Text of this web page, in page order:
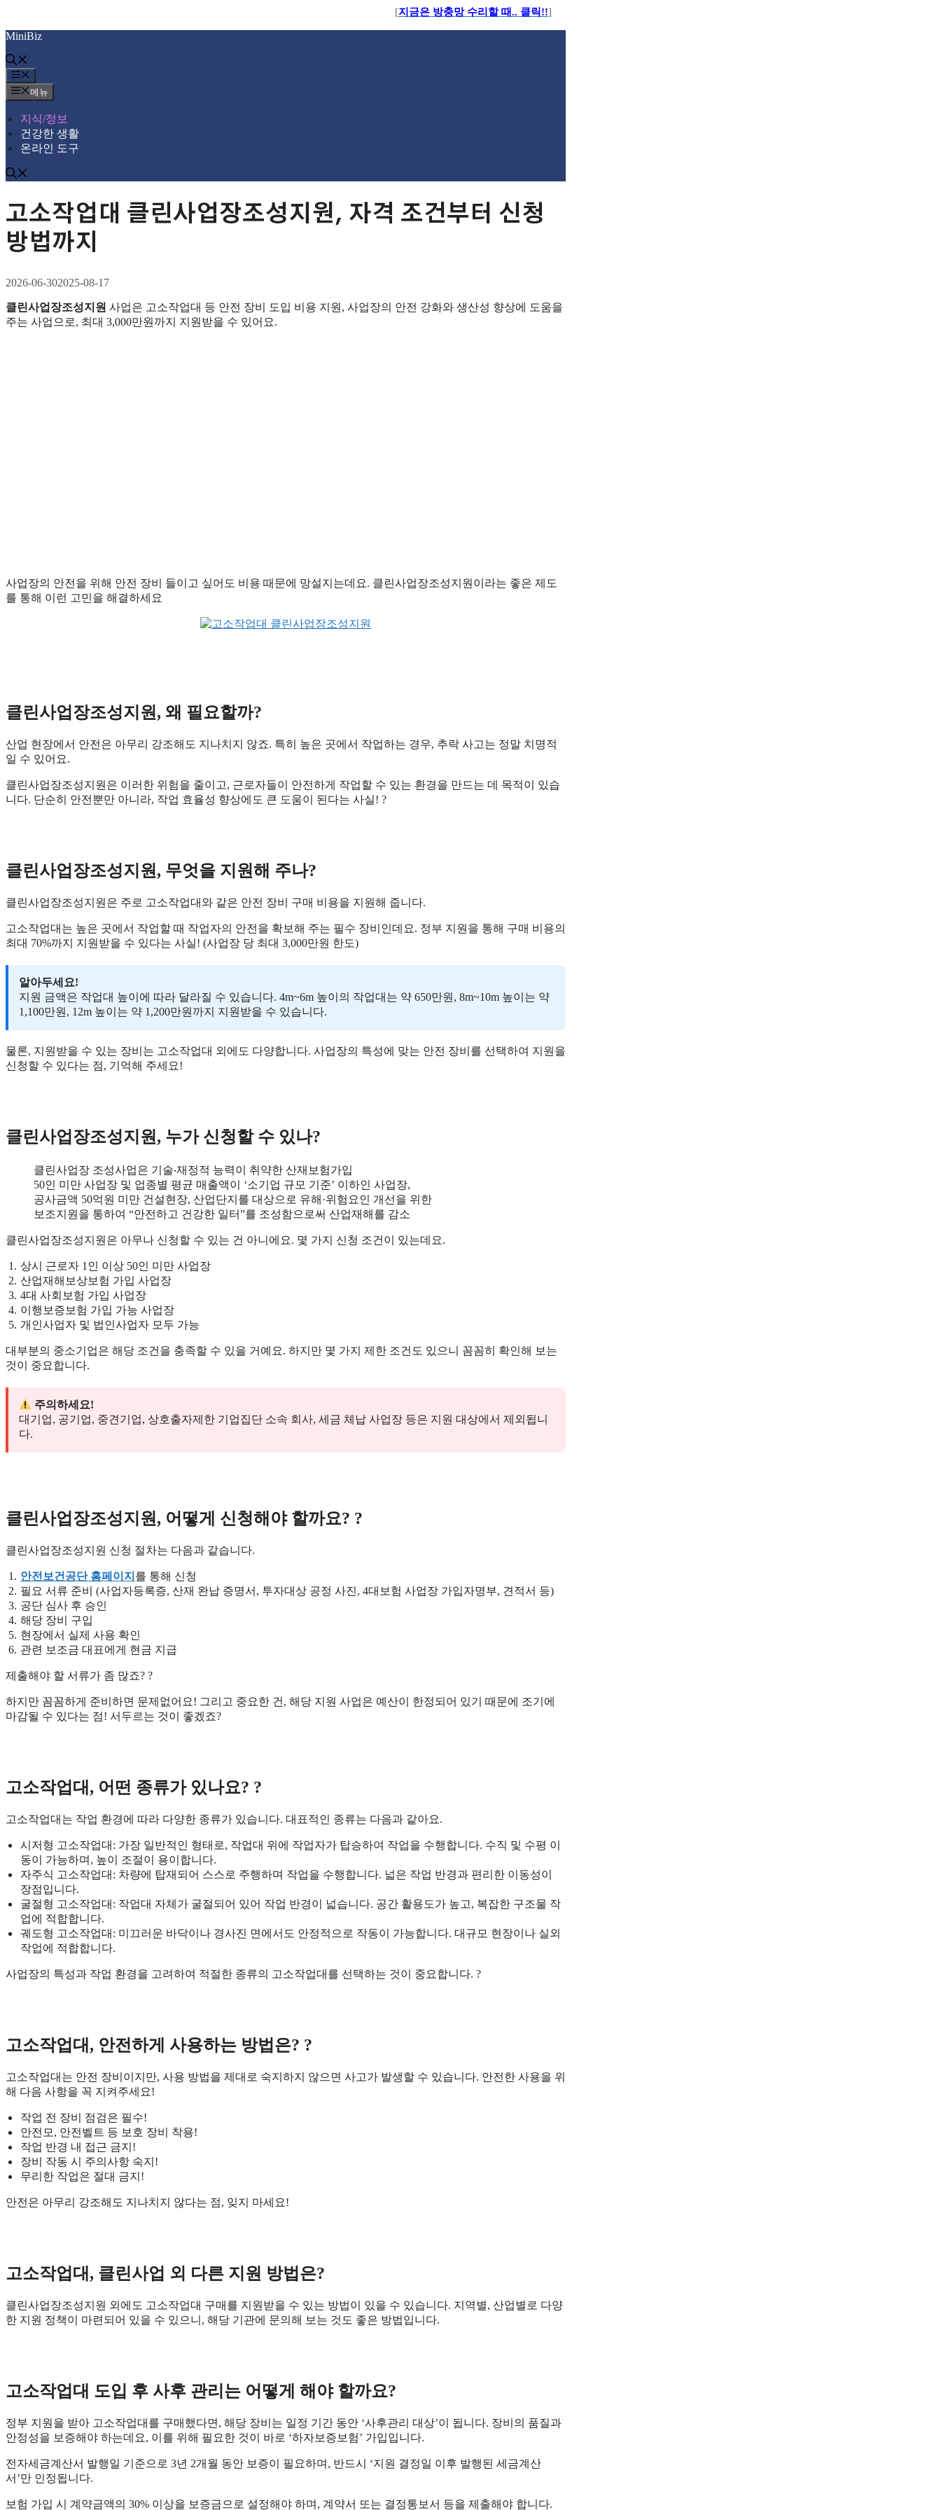
[지금은 방충망 수리할 때.. 클릭!!]
컨
텐
츠
로
건
너
뛰
기
MiniBiz
뉴
메뉴
지식/정보
건강한 생활
온라인 도구
고소작업대 클린사업장조성지원, 자격 조건부터 신청
방법까지
2026-06-302025-08-17
클린사업장조성지원 사업은 고소작업대 등 안전 장비 도입 비용 지원, 사업장의 안전 강화와 생산성 향상에 도움을
주는 사업으로, 최대 3,000만원까지 지원받을 수 있어요.
사업장의 안전을 위해 안전 장비 들이고 싶어도 비용 때문에 망설지는데요. 클린사업장조성지원이라는 좋은 제도
를 통해 이런 고민을 해결하세요
클린사업장조성지원, 왜 필요할까?
산업 현장에서 안전은 아무리 강조해도 지나치지 않죠. 특히 높은 곳에서 작업하는 경우, 추락 사고는 정말 치명적
일 수 있어요.
클린사업장조성지원은 이러한 위험을 줄이고, 근로자들이 안전하게 작업할 수 있는 환경을 만드는 데 목적이 있습
니다. 단순히 안전뿐만 아니라, 작업 효율성 향상에도 큰 도움이 된다는 사실! ?
클린사업장조성지원, 무엇을 지원해 주나?
클린사업장조성지원은 주로 고소작업대와 같은 안전 장비 구매 비용을 지원해 줍니다.
고소작업대는 높은 곳에서 작업할 때 작업자의 안전을 확보해 주는 필수 장비인데요. 정부 지원을 통해 구매 비용의
최대 70%까지 지원받을 수 있다는 사실! (사업장 당 최대 3,000만원 한도)
알아두세요!
지원 금액은 작업대 높이에 따라 달라질 수 있습니다. 4m~6m 높이의 작업대는 약 650만원, 8m~10m 높이는 약
1,100만원, 12m 높이는 약 1,200만원까지 지원받을 수 있습니다.
물론, 지원받을 수 있는 장비는 고소작업대 외에도 다양합니다. 사업장의 특성에 맞는 안전 장비를 선택하여 지원을
신청할 수 있다는 점, 기억해 주세요!
클린사업장조성지원, 누가 신청할 수 있나?
클린사업장 조성사업은 기술‧재정적 능력이 취약한 산재보험가입
50인 미만 사업장 및 업종별 평균 매출액이 ‘소기업 규모 기준’ 이하인 사업장,
공사금액 50억원 미만 건설현장, 산업단지를 대상으로 유해·위험요인 개선을 위한
보조지원을 통하여 “안전하고 건강한 일터”를 조성함으로써 산업재해를 감소
클린사업장조성지원은 아무나 신청할 수 있는 건 아니에요. 몇 가지 신청 조건이 있는데요.
상시 근로자 1인 이상 50인 미만 사업장
산업재해보상보험 가입 사업장
4대 사회보험 가입 사업장
이행보증보험 가입 가능 사업장
개인사업자 및 법인사업자 모두 가능
대부분의 중소기업은 해당 조건을 충족할 수 있을 거예요. 하지만 몇 가지 제한 조건도 있으니 꼼꼼히 확인해 보는
것이 중요합니다.
주의하세요!
대기업, 공기업, 중견기업, 상호출자제한 기업집단 소속 회사, 세금 체납 사업장 등은 지원 대상에서 제외됩니
다.
클린사업장조성지원, 어떻게 신청해야 할까요? ?
클린사업장조성지원 신청 절차는 다음과 같습니다.
안전보건공단 홈페이지 를 통해 신청
필요 서류 준비 (사업자등록증, 산재 완납 증명서, 투자대상 공정 사진, 4대보험 사업장 가입자명부, 견적서 등)
공단 심사 후 승인
해당 장비 구입
현장에서 실제 사용 확인
관련 보조금 대표에게 현금 지급
제출해야 할 서류가 좀 많죠? ?
하지만 꼼꼼하게 준비하면 문제없어요! 그리고 중요한 건, 해당 지원 사업은 예산이 한정되어 있기 때문에 조기에
마감될 수 있다는 점! 서두르는 것이 좋겠죠?
고소작업대, 어떤 종류가 있나요? ?️
고소작업대는 작업 환경에 따라 다양한 종류가 있습니다. 대표적인 종류는 다음과 같아요.
시저형 고소작업대: 가장 일반적인 형태로, 작업대 위에 작업자가 탑승하여 작업을 수행합니다. 수직 및 수평 이
동이 가능하며, 높이 조절이 용이합니다.
자주식 고소작업대: 차량에 탑재되어 스스로 주행하며 작업을 수행합니다. 넓은 작업 반경과 편리한 이동성이
장점입니다.
굴절형 고소작업대: 작업대 자체가 굴절되어 있어 작업 반경이 넓습니다. 공간 활용도가 높고, 복잡한 구조물 작
업에 적합합니다.
궤도형 고소작업대: 미끄러운 바닥이나 경사진 면에서도 안정적으로 작동이 가능합니다. 대규모 현장이나 실외
작업에 적합합니다.
사업장의 특성과 작업 환경을 고려하여 적절한 종류의 고소작업대를 선택하는 것이 중요합니다. ?
고소작업대, 안전하게 사용하는 방법은? ?
고소작업대는 안전 장비이지만, 사용 방법을 제대로 숙지하지 않으면 사고가 발생할 수 있습니다. 안전한 사용을 위
해 다음 사항을 꼭 지켜주세요!
작업 전 장비 점검은 필수!
안전모, 안전벨트 등 보호 장비 착용!
작업 반경 내 접근 금지!
장비 작동 시 주의사항 숙지!
무리한 작업은 절대 금지!
안전은 아무리 강조해도 지나치지 않다는 점, 잊지 마세요!
고소작업대, 클린사업 외 다른 지원 방법은?
클린사업장조성지원 외에도 고소작업대 구매를 지원받을 수 있는 방법이 있을 수 있습니다. 지역별, 산업별로 다양
한 지원 정책이 마련되어 있을 수 있으니, 해당 기관에 문의해 보는 것도 좋은 방법입니다.
고소작업대 도입 후 사후 관리는 어떻게 해야 할까요?
정부 지원을 받아 고소작업대를 구매했다면, 해당 장비는 일정 기간 동안 ‘사후관리 대상’이 됩니다. 장비의 품질과
안정성을 보증해야 하는데요, 이를 위해 필요한 것이 바로 ‘하자보증보험’ 가입입니다.
전자세금계산서 발행일 기준으로 3년 2개월 동안 보증이 필요하며, 반드시 ‘지원 결정일 이후 발행된 세금계산
서’만 인정됩니다.
보험 가입 시 계약금액의 30% 이상을 보증금으로 설정해야 하며, 계약서 또는 결정통보서 등을 제출해야 합니다.